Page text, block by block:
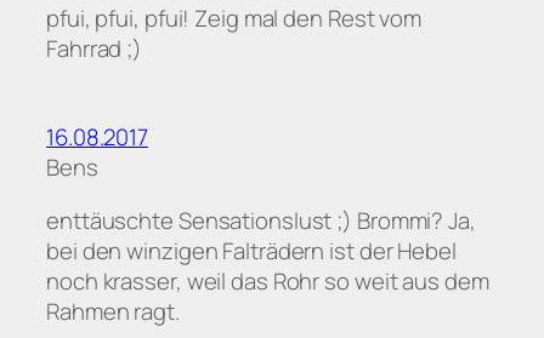
pfui, pfui, pfui! Zeig mal den Rest vom
Fahrrad ;)
16.08.2017
Bens
enttäuschte Sensationslust ;) Brommi? Ja,
bei den winzigen Falträdern ist der Hebel
noch krasser, weil das Rohr so weit aus dem
Rahmen ragt.